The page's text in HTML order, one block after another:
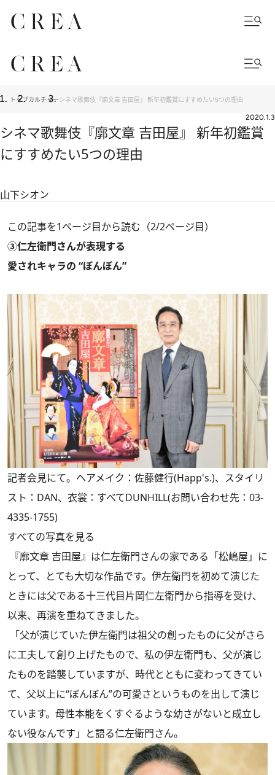
トップカルチャーシネマ歌舞伎『廓文章 吉田屋』 新年初鑑賞にすすめたい5つの理由
2020.1.3
シネマ歌舞伎『廓文章 吉田屋』 新年初鑑賞
にすすめたい5つの理由
山下シオン
この記事を1ページ目から読む（2/2ページ目）
③仁左衛門さんが表現する
愛されキャラの “ぼんぼん”
記者会見にて。ヘアメイク：佐藤健行(Happ's.)、スタイリ
スト：DAN、衣裳：すべてDUNHILL(お問い合わせ先：03-
4335-1755)
すべての写真を見る
『廓文章 吉田屋』は仁左衛門さんの家である「松嶋屋」に
とって、とても大切な作品です。伊左衛門を初めて演じた
ときには父である十三代目片岡仁左衛門から指導を受け、
以来、再演を重ねてきました。
「父が演じていた伊左衛門は祖父の創ったものに父がさら
に工夫して創り上げたもので、私の伊左衛門も、父が演じ
たものを踏襲していますが、時代とともに変わってきてい
て、父以上に“ぼんぼん”の可愛さというものを出して演じ
ています。母性本能をくすぐるような幼さがないと成立し
ない役なんです」と語る仁左衛門さん。